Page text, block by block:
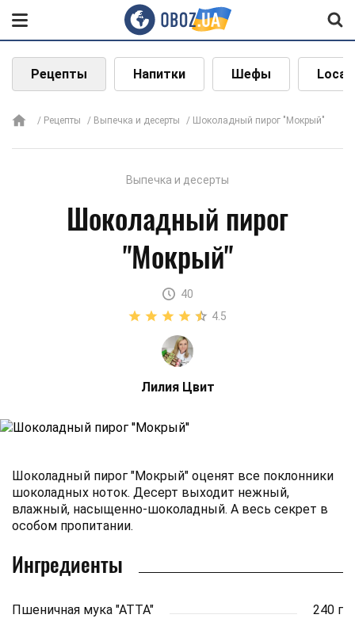
Рецепты Напитки Шефы Local
Рецепты Выпечка и десерты Шоколадный пирог "Мокрый"
Выпечка и десерты
Шоколадный пирог
"Мокрый"
40
4.5
Лилия Цвит
Шоколадный пирог "Мокрый" оценят все поклонники
шоколадных ноток. Десерт выходит нежный,
влажный, насыщенно-шоколадный. А весь секрет в
особом пропитании.
Ингредиенты
Пшеничная мука "АТТА"
240 г